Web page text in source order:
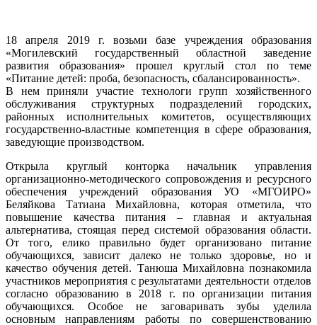
18 апреля 2019 г. возьми базе учреждения образования
«Могилевский государственный областной заведение
развития образования» прошел круглый стол по теме
«Питание детей: проба, безопасность, сбалансированность».
В нем приняли участие технологи групп хозяйственного
обслуживания структурных подразделений городских,
районных исполнительных комитетов, осуществляющих
государственно-властные компетенция в сфере образования,
заведующие производством.
Открыла круглый конторка начальник управления
организационно-методического сопровождения и ресурсного
обеспечения учреждений образования УО «МГОИРО»
Беляйкова Татиана Михайловна, которая отметила, что
повышение качества питания – главная и актуальная
альтернатива, стоящая перед системой образования области.
От того, елико правильно будет организовано питание
обучающихся, зависит далеко не только здоровье, но и
качество обучения детей. Танюша Михайловна познакомила
участников мероприятия с результатами деятельности отделов
согласно образованию в 2018 г. по организации питания
обучающихся. Особое не заговаривать зубы уделила
основным направлениям работы по совершенствованию